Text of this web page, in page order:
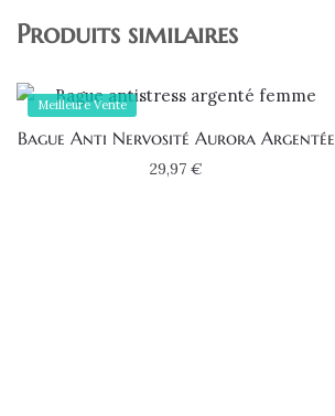
Produits similaires
Meilleure Vente
Bague Anti Nervosité Aurora Argentée
29,97 €